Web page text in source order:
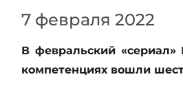
7 февраля 2022
В февральский
компетенциях вошли